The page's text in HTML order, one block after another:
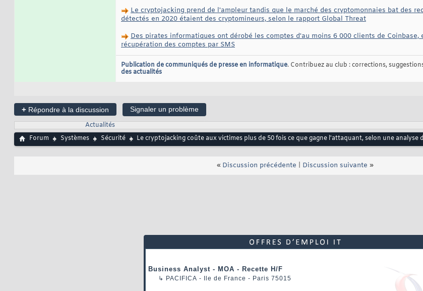
Le cryptojacking prend de l'ampleur tandis que le marché des cryptomonnaies bat des
détectés en 2020 étaient des cryptomineurs, selon le rapport Global Threat
Des pirates informatiques ont dérobé les comptes d'au moins 6 000 clients de
récupération des comptes par SMS
Publication de communiqués de presse en informatique. Contribuez au club : corrections,
des actualités
+ Répondre à la discussion
Signaler un problème
Actualités
Forum
Systèmes Sécurité Le cryptojacking coûte aux victimes plus de 50 fois ce que gagne l'attaquant, selon une analyse
« Discussion précédente Discussion suivante »
Business Analyst - MOA - Recette H/F
↳ PACIFICA - Ile de France - Paris 75015